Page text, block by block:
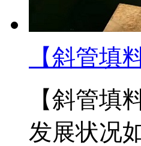
【斜管填
【斜管填
发展状况